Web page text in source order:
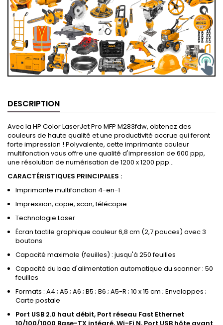
DESCRIPTION
Avec la HP Color LaserJet Pro MFP M283fdw, obtenez des
couleurs de haute qualité et une productivité accrue qui feront
forte impression ! Polyvalente, cette imprimante couleur
multifonction vous offre une qualité d'impression de 600 ppp,
une résolution de numérisation de 1200 x 1200 ppp...
CARACTÉRISTIQUES PRINCIPALES :
Imprimante multifonction 4-en-1
Impression, copie, scan, télécopie
Technologie Laser
Écran tactile graphique couleur 6,8 cm (2,7 pouces) avec 3
boutons
Capacité maximale (feuilles) : jusqu'à 250 feuilles
Capacité du bac d'alimentation automatique du scanner : 50
feuilles
Formats : A4 ; A5 ; A6 ; B5 ; B6 ; A5-R ; 10 x 15 cm ; Enveloppes ;
Carte postale
Port USB 2.0 haut débit, Port réseau Fast Ethernet